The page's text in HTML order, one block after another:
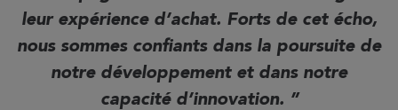
leur expérience d’achat. Forts de cet écho,
nous sommes confiants dans la poursuite de
notre développement et dans notre
capacité d’innovation.